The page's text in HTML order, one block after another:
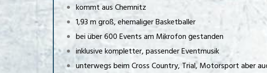
kommt aus Chemnitz
1,93 m groß, ehemaliger Basketballer
bei über 600 Events am Mikrofon gestanden
inklusive kompletter, passender Eventmusik
unterwegs beim Cross Country, Trial, Motorsport aber